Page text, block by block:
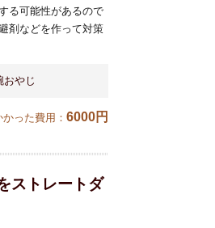
る可能性があるので
剤などを作って対策
おやじ
かった費用： 6000円
ストレートダ